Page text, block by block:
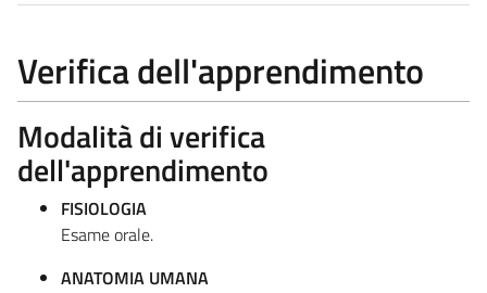
Verifica dell'apprendimento
Modalità di verifica
dell'apprendimento
FISIOLOGIA
Esame orale.
ANATOMIA UMANA